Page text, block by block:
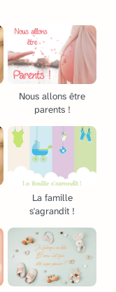
Nous allons être
parents !
La famille
s'agrandit !